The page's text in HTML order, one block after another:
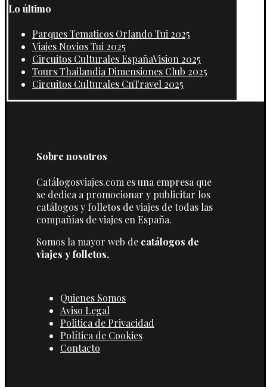
Lo último
Parques Tematicos Orlando Tui 2025
Viajes Novios Tui 2025
Circuitos Culturales EspañaVision 2025
Tours Thailandia Dimensiones Club 2025
Circuitos Culturales CnTravel 2025
Sobre nosotros
Catálogosviajes.com es una empresa que
se dedica a promocionar y publicitar los
catálogos y folletos de viajes de todas las
compañías de viajes en España.
Somos la mayor web de catálogos de
viajes y folletos.
Quienes Somos
Aviso Legal
Politica de Privacidad
Política de Cookies
Contacto